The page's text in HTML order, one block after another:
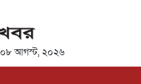
০৮ আগস্ট, ২০২৬